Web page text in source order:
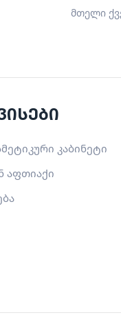
მთელი
კაბინეტი
აფთიაქი